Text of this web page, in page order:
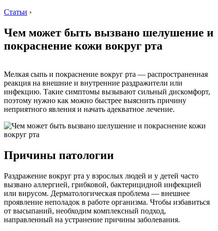
Статьи ›
Чем может быть вызвано шелушение и
покраснение кожи вокруг рта
Мелкая сыпь и покраснение вокруг рта — распространенная
реакция на внешние и внутренние раздражители или
инфекцию. Такие симптомы вызывают сильный дискомфорт,
поэтому нужно как можно быстрее выяснить причину
неприятного явления и начать адекватное лечение.
Причины патологии
Раздражение вокруг рта у взрослых людей и у детей часто
вызвано аллергией, грибковой, бактерицидной инфекцией
или вирусом. Дерматологическая проблема — внешнее
проявление неполадок в работе организма. Чтобы избавиться
от высыпаний, необходим комплексный подход,
направленный на устранение причины заболевания.